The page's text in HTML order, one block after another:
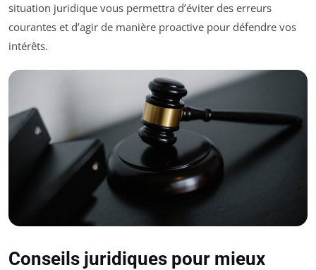
situation juridique vous permettra d’éviter des erreurs
courantes et d’agir de manière proactive pour défendre vos
intérêts.
Conseils juridiques pour mieux